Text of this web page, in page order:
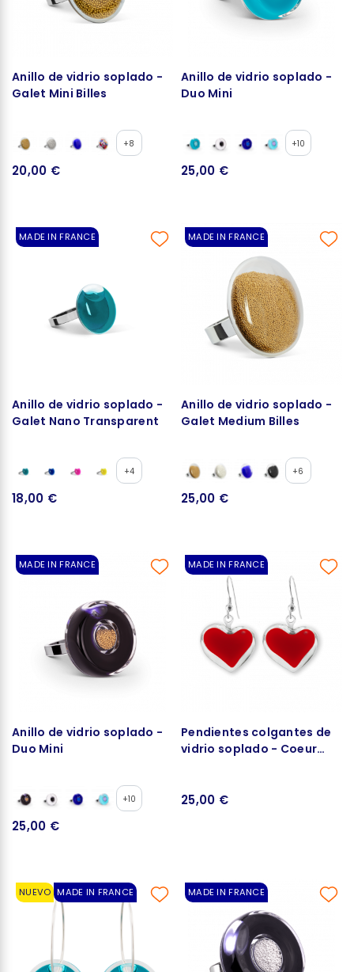
Anillo de vidrio soplado -
Galet Mini Billes
+8
20,00 €
Anillo de vidrio soplado -
Duo Mini
+10
25,00 €
MADE IN FRANCE
Anillo de vidrio soplado -
Galet Nano Transparent
+4
18,00 €
MADE IN FRANCE
Anillo de vidrio soplado -
Galet Medium Billes
+6
25,00 €
MADE IN FRANCE
Anillo de vidrio soplado -
Duo Mini
+10
25,00 €
MADE IN FRANCE
Pendientes colgantes de
vidrio soplado - Coeur
25,00 €
NUEVO MADE IN FRANCE MADE IN FRANCE